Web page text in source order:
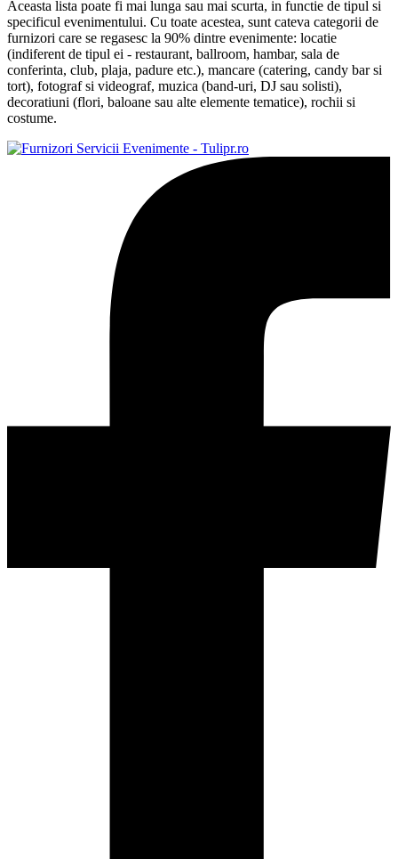
Aceasta lista poate fi mai lunga sau mai scurta, in functie de tipul si
specificul evenimentului. Cu toate acestea, sunt cateva categorii de
furnizori care se regasesc la 90% dintre evenimente: locatie
(indiferent de tipul ei - restaurant, ballroom, hambar, sala de
conferinta, club, plaja, padure etc.), mancare (catering, candy bar si
tort), fotograf si videograf, muzica (band-uri, DJ sau solisti),
decoratiuni (flori, baloane sau alte elemente tematice), rochii si
costume.